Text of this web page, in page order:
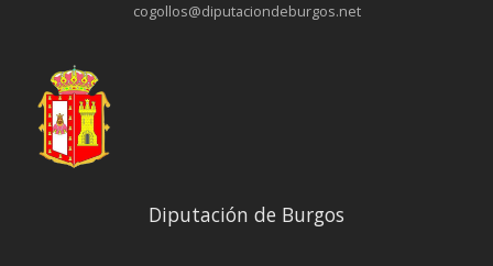
cogollos@diputaciondeburgos.net
Diputación de Burgos